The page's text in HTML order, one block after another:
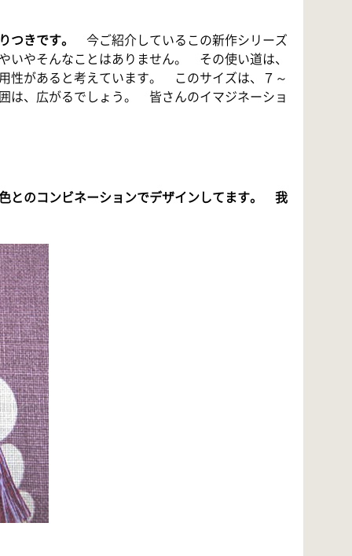
きです。
今ご紹介しているこの新作シリーズ
いやそんなことはありません。 その使い道は、
性があると考えています。 このサイズは、７～
、広がるでしょう。 皆さんのイマジネーショ
とのコンビネーションでデザインしてます。 我